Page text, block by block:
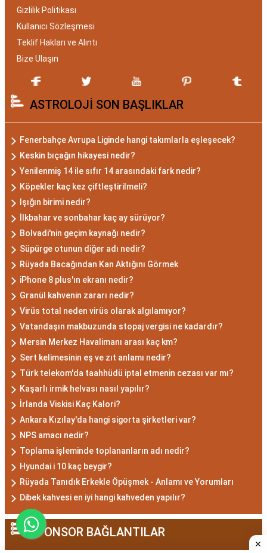
belirlemede etkilidir.
Akrep Burcu Özellikleri:
Gizemli ve Kararlı
Akrep burcu, astrolojide 23 Ekim ile 21 Kasım
tarihleri arasında doğanları ifade eder. Bu
dönemde doğan bireyler genellikle gizemli ve derin
düşünce yapısına sahiptir. Akrep burcunun temel
özellikleri arasında kararlılık, cesaret ve tutku
bulunur. Akrepler, hedeflerine ulaşmak için
kararlılıkla çalışan bireylerdir. Aynı zamanda,
zekalarını ve keskin gözlem yeteneklerini
kullanarak çözüm odaklıdırlar.
Akrep Burcu Erkeği
Özellikleri: Güçlü ve
Karizmatik
Akrep burcu erkeği, genellikle güçlü bir karaktere
ve derin bir içsel güce sahiptir. Karizmatik ve
etkileyici kişilikleriyle dikkat çekerler. Akrep burcu
erkekleri, duygusal derinlikleri ve tutkulu
yaklaşımlarıyla ilişkilerde derin bağlar kurabilirler.
Ancak, bazen kıskançlık eğilimleri de
gösterebilirler.
Akrep Burcu Kadını
Özellikleri: Çekici ve Zeki
Akrep burcu kadını, çekici ve gizemli bir aura ile
çevrili olan kadınlardır. Zekalarını kullanarak
çözüm odaklı düşünürler ve hedeflerine ulaşmak
için kararlılıkla çalışırlar. Aynı zamanda duygusal
Gizlilik Politikası
Kullanıcı Sözleşmesi
Teklif Hakları ve Alıntı
Bize Ulaşın
ASTROLOJİ SON BAŞLIKLAR
Fenerbahçe Avrupa Liginde hangi takımlarla eşleşecek?
Keskin bıçağın hikayesi nedir?
Yenilenmiş 14 ile sıfır 14 arasındaki fark nedir?
Köpekler kaç kez çiftleştirilmeli?
Işığın birimi nedir?
İlkbahar ve sonbahar kaç ay sürüyor?
Bolvadi'nin geçim kaynağı nedir?
Süpürge otunun diğer adı nedir?
Rüyada Bacağından Kan Aktığını Görmek
iPhone 8 plus'ın ekranı nedir?
Granül kahvenin zararı nedir?
Virüs total neden virüs olarak algılamıyor?
Vatandaşın makbuzunda stopaj vergisi ne kadardır?
Mersin Merkez Havalimanı arası kaç km?
Sert kelimesinin eş ve zıt anlamı nedir?
Türk telekom'da taahhüdü iptal etmenin cezası var mı?
Kaşarlı irmik helvası nasıl yapılır?
İrlanda Viskisi Kaç Kalori?
Ankara Kızılay'da hangi sigorta şirketleri var?
NPS amacı nedir?
Toplama işleminde toplananların adı nedir?
Hyundai i 10 kaç beygir?
Rüyada Tanıdık Erkekle Öpüşmek - Anlamı ve Yorumları
Dibek kahvesi en iyi hangi kahveden yapılır?
SPONSOR BAĞLANTILAR